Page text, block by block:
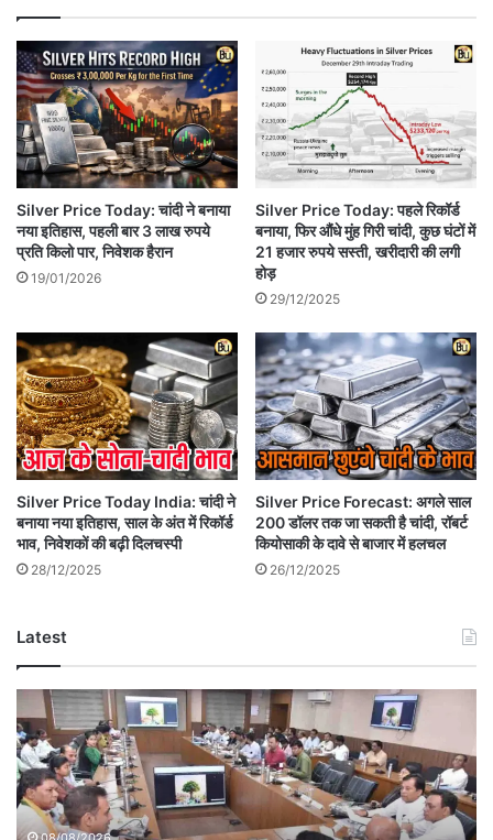
Silver Price Today: चांदी ने बनाया
नया इतिहास, पहली बार 3 लाख रुपये
प्रति किलो पार, निवेशक हैरान
19/01/2026
Silver Price Today: पहले रिकॉर्ड
बनाया, फिर औंधे मुंह गिरी चांदी, कुछ घंटों में
21 हजार रुपये सस्ती, खरीदारी की लगी
होड़
29/12/2025
Silver Price Today India: चांदी ने
बनाया नया इतिहास, साल के अंत में रिकॉर्ड
भाव, निवेशकों की बढ़ी दिलचस्पी
28/12/2025
Silver Price Forecast: अगले साल
200 डॉलर तक जा सकती है चांदी, रॉबर्ट
कियोसाकी के दावे से बाजार में हलचल
26/12/2025
Latest
Betul
Education
Sanjeevani
Project:
बैतूल
को